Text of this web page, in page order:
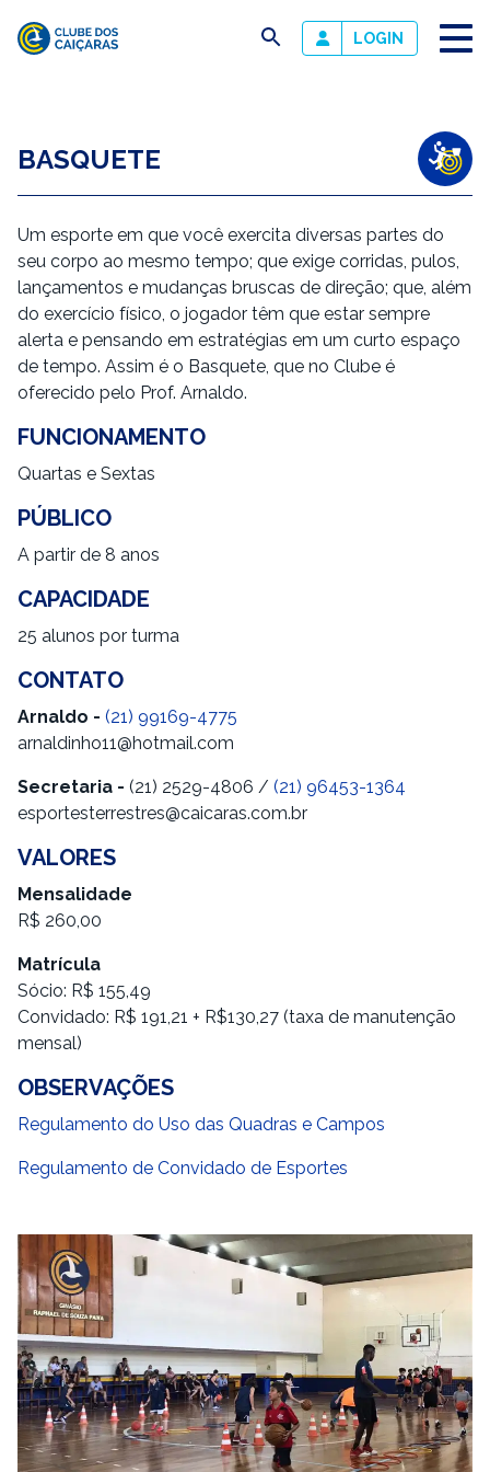
Caiçaras
busca LOGIN
BASQUETE
DESCRIÇÃO
Um esporte em que você exercita diversas partes do
seu corpo ao mesmo tempo; que exige corridas, pulos,
lançamentos e mudanças bruscas de direção; que, além
do exercício físico, o jogador têm que estar sempre
alerta e pensando em estratégias em um curto espaço
de tempo. Assim é o Basquete, que no Clube é
oferecido pelo Prof. Arnaldo.
FUNCIONAMENTO
Quartas e Sextas
PÚBLICO
A partir de 8 anos
CAPACIDADE
25 alunos por turma
CONTATO
Arnaldo - (21) 99169-4775
arnaldinho11@hotmail.com
Secretaria - (21) 2529-4806 / (21) 96453-1364
esportesterrestres@caicaras.com.br
VALORES
Mensalidade
R$ 260,00
Matrícula
Sócio: R$ 155,49
Convidado: R$ 191,21 + R$130,27 (taxa de manutenção
mensal)
OBSERVAÇÕES
Regulamento do Uso das Quadras e Campos
Regulamento de Convidado de Esportes